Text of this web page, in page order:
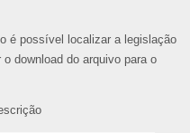
é possível localizar a legislação
download do arquivo para o